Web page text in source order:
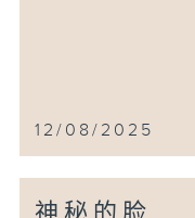
12/08/2025